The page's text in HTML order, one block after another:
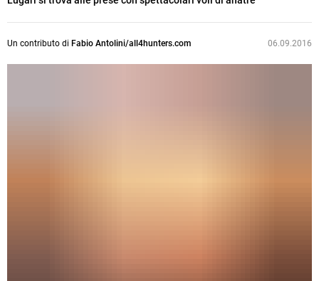
Un contributo di Fabio Antolini/all4hunters.com 06.09.2016